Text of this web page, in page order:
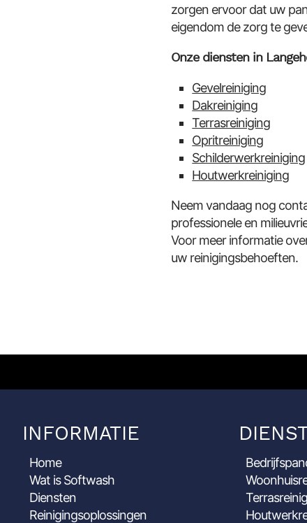
zorgen ervoor dat uw
eigendom de zorg te
Onze diensten in
Gevelreiniging
Dakreiniging
Terrasreiniging
Opritreiniging
Schilderwerkreiniging
Houtwerkreiniging
Neem vandaag nog
professionele en
Voor meer informatie
uw reinigingsbehoeften.
INFORMATIE
Home
Wat is Softwash
Diensten
Reinigingsoplossingen